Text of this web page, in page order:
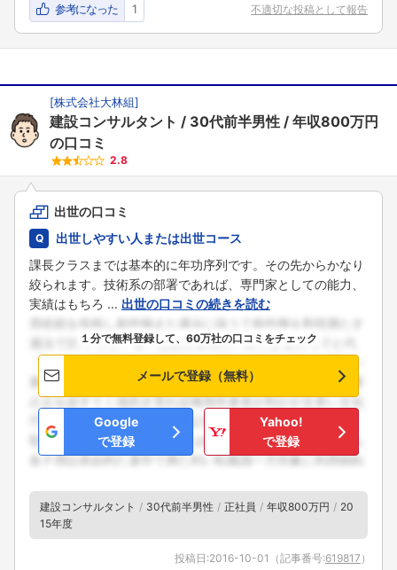
参考になった 1 不適切な投稿として報告
[株式会社大林組]
建設コンサルタント 30代前半男性
年収800万円
の口コミ
2.8
出世の口コミ
出世しやすい人または出世コース
課長クラスまでは基本的に年功序列です。その先からかなり
絞られます。技術系の部署であれば、専門家としての能力、
実績はもちろ ... 出世の口コミの続きを読む
１分で無料登録して、60万社の口コミをチェック
メールで登録（無料）
Google
で登録
Yahoo!
で登録
建設コンサルタント 30代前半男性 正社員 年収800万円
20
15年度
投稿日:2016-10-01 （記事番号:619817 ）